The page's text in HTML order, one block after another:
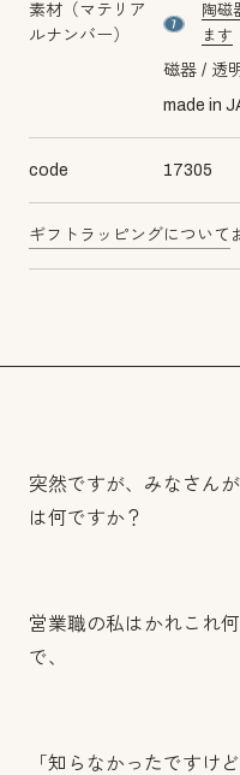
素材（マテリア
ルナンバー）
陶磁
ます
磁器 透
made in
code 17305
ギフトラッピングについて
突然ですが、みなさん
は何ですか？
営業職の私はかれこれ
で、
「知らなかったですけ